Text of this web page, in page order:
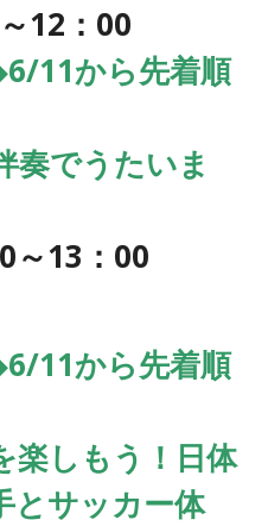
12：00
11から先着順
奏でうたいま
～13：00
11から先着順
楽しもう！日体
とサッカー体